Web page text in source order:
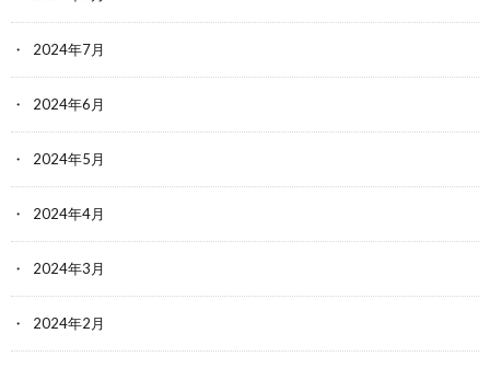
2024年7月
2024年6月
2024年5月
2024年4月
2024年3月
2024年2月